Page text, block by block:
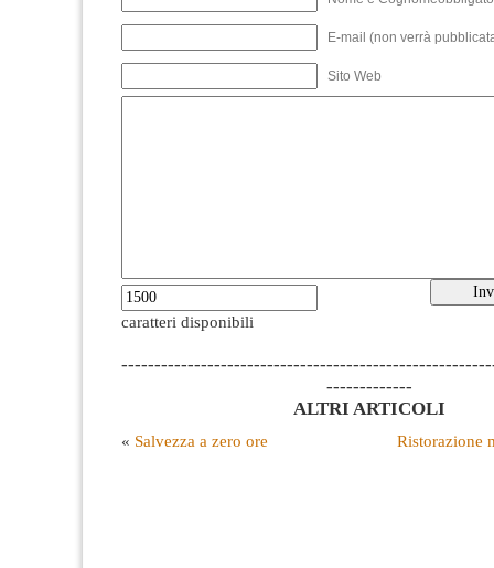
E-mail (non verrà
Sito Web
caratteri disponibili
-------------
ALTRI ARTICOLI
« Salvezza a zero ore Ristorazione